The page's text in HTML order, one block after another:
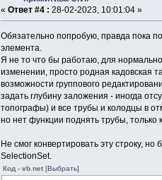
height of the current
eExtents.MinPoint .X
eExtents.MinPoint.Y
Point2d (( (eExtents.
0.5),
((eExtents.MaxPoint.Y
« Ответ #4 : 28-02-2023, 10:01:04 »
Обязательно попробую, правда пока
элемента.
Я не то что бы работаю, для
изменении, просто родная кадовская
возможности группового
задать глубину заложения - иногда
топографы) и все трубы и колодцы в
но нет функции поднять трубы, только
Не смог конвертировать эту строку,
SelectionSet.
Код - vb.net [Выбрать]